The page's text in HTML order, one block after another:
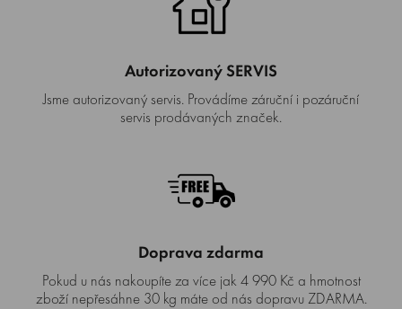
Autorizovaný SERVIS
Jsme autorizovaný servis. Provádíme záruční i pozáruční
servis prodávaných značek.
Doprava zdarma
Pokud u nás nakoupíte za více jak 4 990 Kč a hmotnost
zboží nepřesáhne 30 kg máte od nás dopravu ZDARMA.